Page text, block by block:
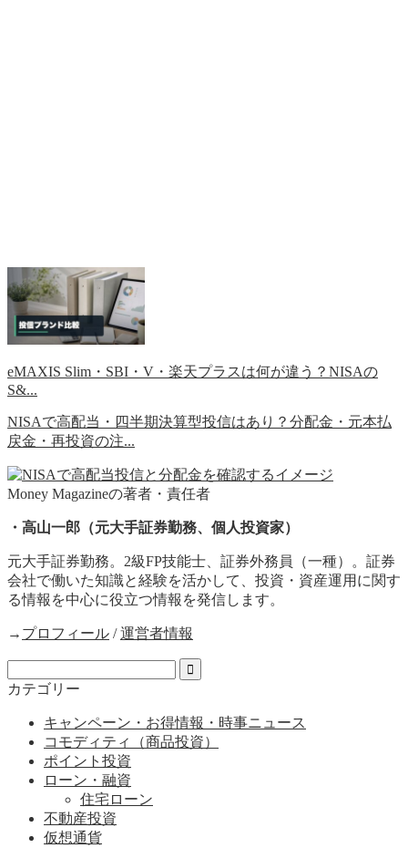
eMAXIS Slim・SBI・V・楽天プラスは何が違う？NISAの
S&...
NISAで高配当・四半期決算型投信はあり？分配金・元本払
戻金・再投資の注...
Money Magazineの著者・責任者
・高山一郎（元大手証券勤務、個人投資家）
元大手証券勤務。2級FP技能士、証券外務員（一種）。証券
会社で働いた知識と経験を活かして、投資・資産運用に関す
る情報を中心に役立つ情報を発信します。
→ プロフィール /運営者情報
カテゴリー
キャンペーン・お得情報・時事ニュース
コモディティ（商品投資）
ポイント投資
ローン・融資
住宅ローン
不動産投資
仮想通貨